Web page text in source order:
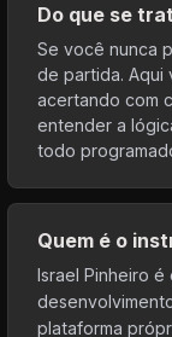
Do que se
Se você nunca
de partida. Aqui
acertando com
entender a
todo
Quem é o
Israel Pinheiro
plataforma